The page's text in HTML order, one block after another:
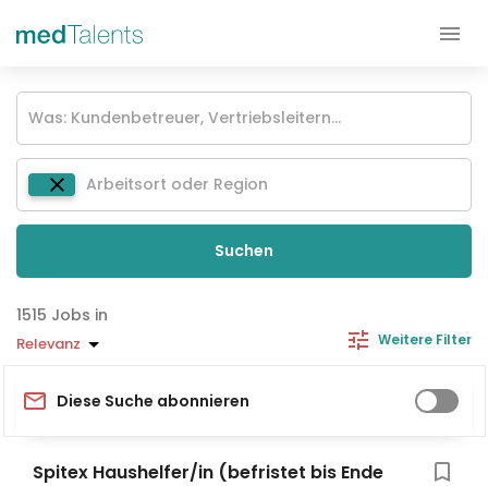
Suchen
Jobs in
Relevanz Weitere Filter
Diese Suche abonnieren
Spitex Haushelfer/in (befristet bis Ende